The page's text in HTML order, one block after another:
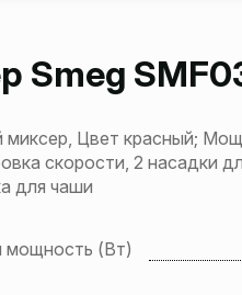
Smeg
миксер, Цвет красный;
скорости, 2 насадки
для чаши
мощность (Вт)